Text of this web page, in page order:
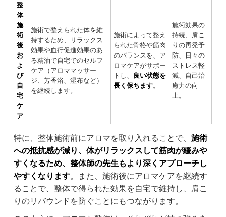
整
体
施
術
後
お
よ
び
自
宅
ケ
ア
施術で整えられた体を維
持するため、リラックス
効果や血行促進効果のあ
る精油で自宅でのセルフ
ケア（アロママッサー
ジ、芳香浴、湿布など）
を継続します。
施術によって整え
られた骨格や筋肉
のバランスを、ア
ロマケアがサポー
トし、
良い状態を
長く保ちます。
施術効果の
持続、肩こ
りの再発予
防、日々の
ストレス軽
減、自己治
癒力の向
上。
特に、整体施術前にアロマを取り入れることで、施術
への抵抗感が減り、体がリラックスして筋肉が緩みや
すくなるため、整体師の先生もより深くアプローチし
やすくなります。また、施術後にアロマケアを継続す
ることで、整体で得られた効果を自宅で維持し、肩こ
りのリバウンドを防ぐことにもつながります。